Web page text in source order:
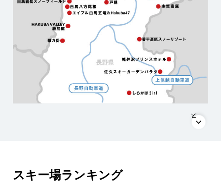
ス
一
覧
スキー場ランキング